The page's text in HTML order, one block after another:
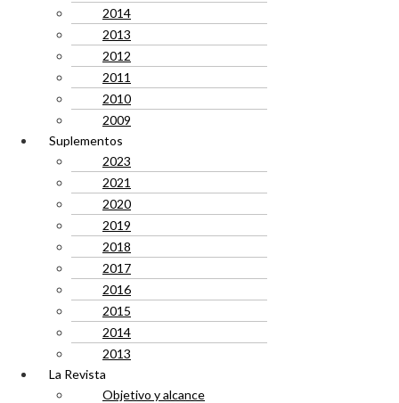
2014
2013
2012
2011
2010
2009
Suplementos
2023
2021
2020
2019
2018
2017
2016
2015
2014
2013
La Revista
Objetivo y alcance